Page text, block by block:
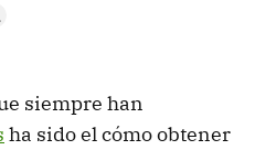
siempre han
ha sido el cómo obtener